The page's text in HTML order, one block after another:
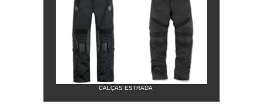
CALÇAS ESTRADA